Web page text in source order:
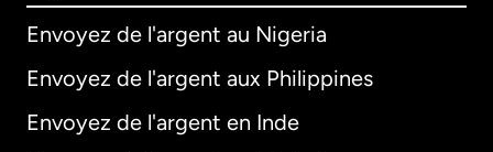
Envoyez de l'argent au Nigeria
Envoyez de l'argent aux Philippines
Envoyez de l'argent en Inde